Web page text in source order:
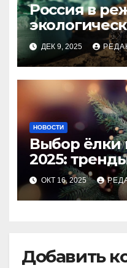
Россия в
ДЕК 9, 2025
НОВОСТИ
Выбор ёлки
2025:
идеального
ОКТ 16, 2025
Добавить